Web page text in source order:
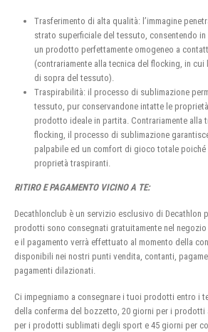
Trasferimento di alta qualità: l’immagine
strato superficiale del tessuto, consentendo
un prodotto perfettamente omogeneo a
(contrariamente alla tecnica del flocking, in cui
di sopra del tessuto).
Traspirabilità: il processo di sublimazione
tessuto, pur conservandone intatte le
prodotto ideale in partita. Contrariamente alla
flocking, il processo di sublimazione
palpabile ed un comfort di gioco totale poiché
proprietà traspiranti.
RITIRO E PAGAMENTO VICINO A TE:
Decathlonclub è un servizio esclusivo di Decathlon
prodotti sono consegnati gratuitamente nel
e il pagamento verrà effettuato al momento della
disponibili nei nostri punti vendita, contanti,
pagamenti dilazionati.
Ci impegniamo a consegnare i tuoi prodotti entro i
della conferma del bozzetto, 20 giorni per i prodotti
per i prodotti sublimati degli sport e 45 giorni per